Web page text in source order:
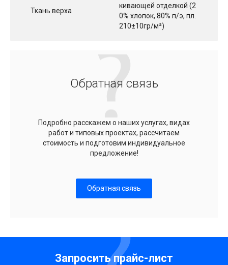
Ткань верха
кивающей отделкой (2
0% хлопок, 80% п/э, пл.
210±10гр/м²)
Обратная связь
Подробно расскажем о наших услугах, видах
работ и типовых проектах, рассчитаем
стоимость и подготовим индивидуальное
предложение!
Обратная связь
Запросить прайс-лист